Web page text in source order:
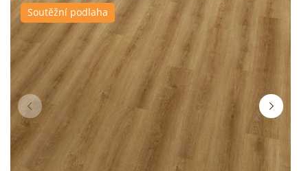
DOMŮ
SORTIMENT
AKCE
CENÍK
REFERENCE
SOUTĚŽ
Soutěžní podlaha